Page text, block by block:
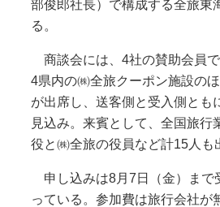
部俊郎社長）で構成する全旅東
る。
商談会には、4社の賛助会員
4県内の㈱全旅クーポン施設の
が出席し、送客側と受入側とも
見込み。来賓として、全国旅行
役と㈱全旅の役員など計15人も
申し込みは8月7日（金）まで
っている。参加費は旅行会社が